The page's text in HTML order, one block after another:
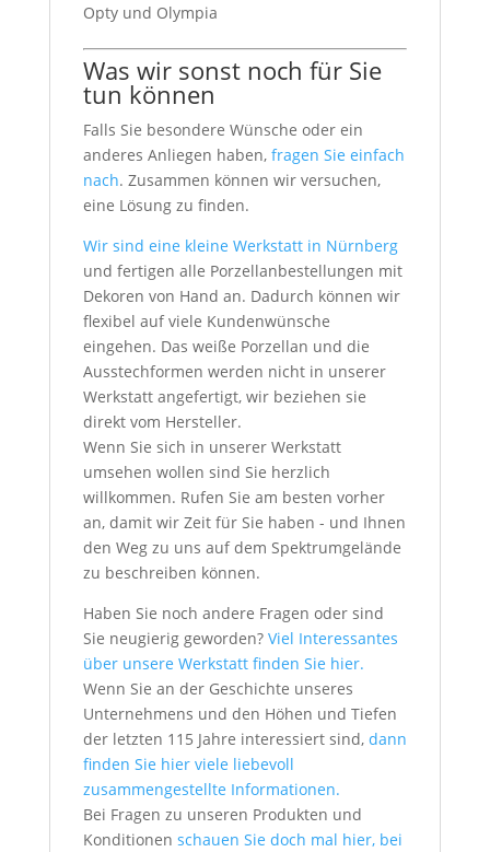
Opty und Olympia
Was wir sonst noch für Sie
tun können
Falls Sie besondere Wünsche oder ein
anderes Anliegen haben, fragen Sie einfach
nach. Zusammen können wir versuchen,
eine Lösung zu finden.
Wir sind eine kleine Werkstatt in Nürnberg
und fertigen alle Porzellanbestellungen mit
Dekoren von Hand an. Dadurch können wir
flexibel auf viele Kundenwünsche
eingehen. Das weiße Porzellan und die
Ausstechformen werden nicht in unserer
Werkstatt angefertigt, wir beziehen sie
direkt vom Hersteller.
Wenn Sie sich in unserer Werkstatt
umsehen wollen sind Sie herzlich
willkommen. Rufen Sie am besten vorher
an, damit wir Zeit für Sie haben - und Ihnen
den Weg zu uns auf dem Spektrumgelände
zu beschreiben können.
Haben Sie noch andere Fragen oder sind
Sie neugierig geworden?Viel Interessantes
über unsere Werkstatt finden Sie hier.
Wenn Sie an der Geschichte unseres
Unternehmens und den Höhen und Tiefen
der letzten 115 Jahre interessiert sind, dann
finden Sie hier viele liebevoll
zusammengestellte Informationen.
Bei Fragen zu unseren Produkten und
Konditionen schauen Sie doch mal hier, bei